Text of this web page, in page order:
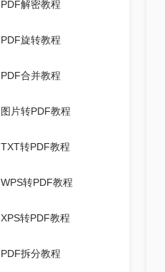
PDF解密教程
PDF旋转教程
PDF合并教程
图片转PDF教程
TXT转PDF教程
WPS转PDF教程
XPS转PDF教程
PDF拆分教程